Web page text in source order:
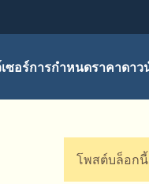
ซอร์การกำหนดราคาดาว
โพสต์บล็อกนี้